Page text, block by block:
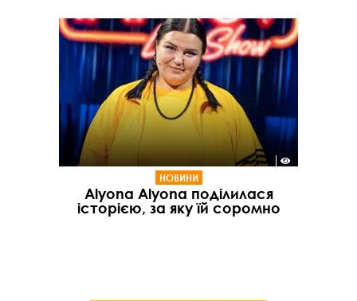
НОВИНИ
Alyona Alyona поділилася
історією, за яку їй соромно